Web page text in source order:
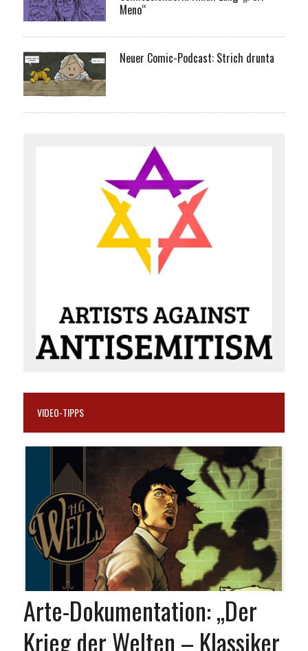
Meno“
Neuer Comic-Podcast: Strich drunta
VIDEO-TIPPS
Arte-Dokumentation: „Der
Krieg der Welten – Klassiker